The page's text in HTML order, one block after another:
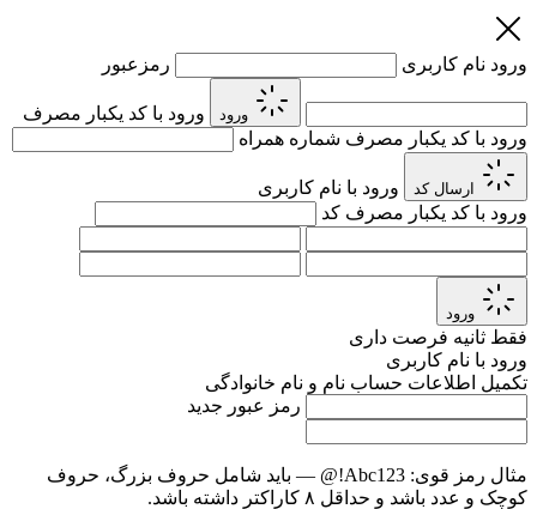
ورود نام کاربری رمزعبور
ورود
ورود با کد یکبار مصرف
ورود با کد یکبار مصرف شماره همراه
ارسال کد
ورود با نام کاربری
ورود با کد یکبار مصرف کد
ورود
فقط ثانیه فرصت داری
ورود با نام کاربری
تکمیل اطلاعات حساب نام و نام خانوادگی
رمز عبور جدید
مثال رمز قوی: Abc123!@
— باید شامل حروف بزرگ، حروف
کوچک و عدد باشد و حداقل ۸ کاراکتر داشته باشد.